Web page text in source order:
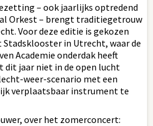
– ook jaarlijks optredend
Orkest – brengt traditiegetrouw
Voor deze editie is gekozen
in Utrecht, waar de
Academie onderdak heeft
dit jaar niet in de open lucht
weer-scenario met een
verplaatsbaar instrument te
over het zomerconcert: